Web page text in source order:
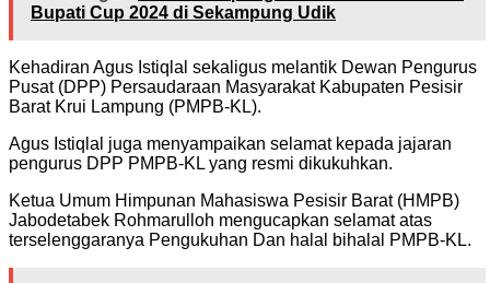
Bupati Cup 2024 di Sekampung Udik
Kehadiran Agus Istiqlal sekaligus melantik Dewan Pengurus
Pusat (DPP) Persaudaraan Masyarakat Kabupaten Pesisir
Barat Krui Lampung (PMPB-KL).
Agus Istiqlal juga menyampaikan selamat kepada jajaran
pengurus DPP PMPB-KL yang resmi dikukuhkan.
Ketua Umum Himpunan Mahasiswa Pesisir Barat (HMPB)
Jabodetabek Rohmarulloh mengucapkan selamat atas
terselenggaranya Pengukuhan Dan halal bihalal PMPB-KL.